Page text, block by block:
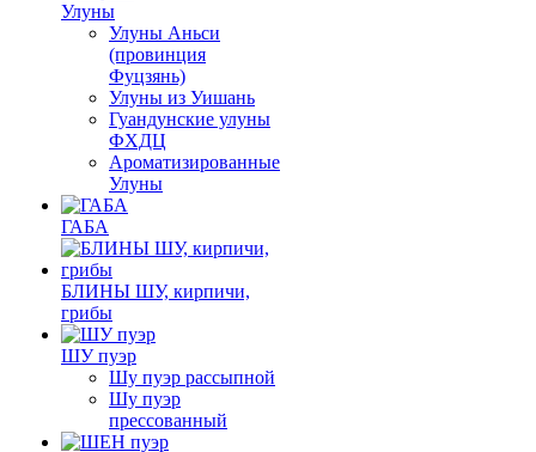
Улуны
Улуны Аньси
(провинция
Фуцзянь)
Улуны из Уишань
Гуандунские улуны
ФХДЦ
Ароматизированные
Улуны
ГАБА
БЛИНЫ ШУ, кирпичи,
грибы
ШУ пуэр
Шу пуэр рассыпной
Шу пуэр
прессованный